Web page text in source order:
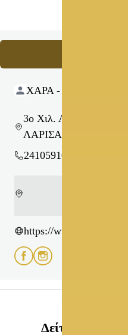
ΧΑΡΑ - ΧΡΥΣΑ
3ο Χιλ. ΛΑΡΙΣΑΣ-
ΛΑΡΙΣΑΣ
2410591050
https://
Δείτε ακόμη